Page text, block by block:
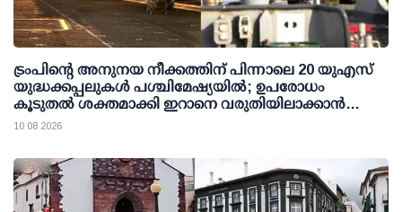
ട്രംപിന്റെ അനുനയ നീക്കത്തിന് പിന്നാലെ 20 യുഎസ്
യുദ്ധക്കപ്പലുകള്‍ പശ്ചിമേഷ്യയില്‍; ഉപരോധം
കൂടുതല്‍ ശക്തമാക്കി ഇറാനെ വരുതിയിലാക്കാന്‍
നീക്കം
10 08 2026